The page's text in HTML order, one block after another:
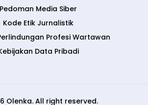
Pedoman Media Siber
Kode Etik Jurnalistik
Profesi Wartawan
Data Pribadi
Olenka. All right reserved.